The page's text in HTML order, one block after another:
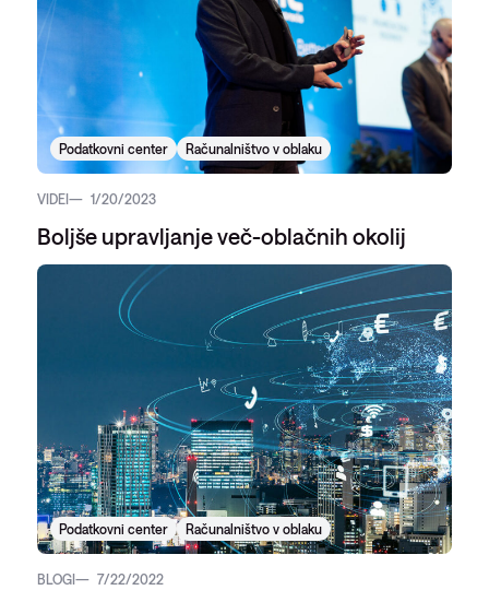
Podatkovni center Računalništvo v oblaku
VIDEI 1/20/2023
Boljše upravljanje več-oblačnih okolij
Podatkovni center Računalništvo v oblaku
BLOGI 7/22/2022